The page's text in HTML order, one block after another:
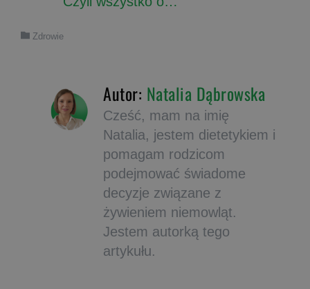
Zdrowie
Autor: Natalia Dąbrowska
Cześć, mam na imię
Natalia, jestem dietetykiem i
pomagam rodzicom
podejmować świadome
decyzje związane z
żywieniem niemowląt.
Jestem autorką tego
artykułu.